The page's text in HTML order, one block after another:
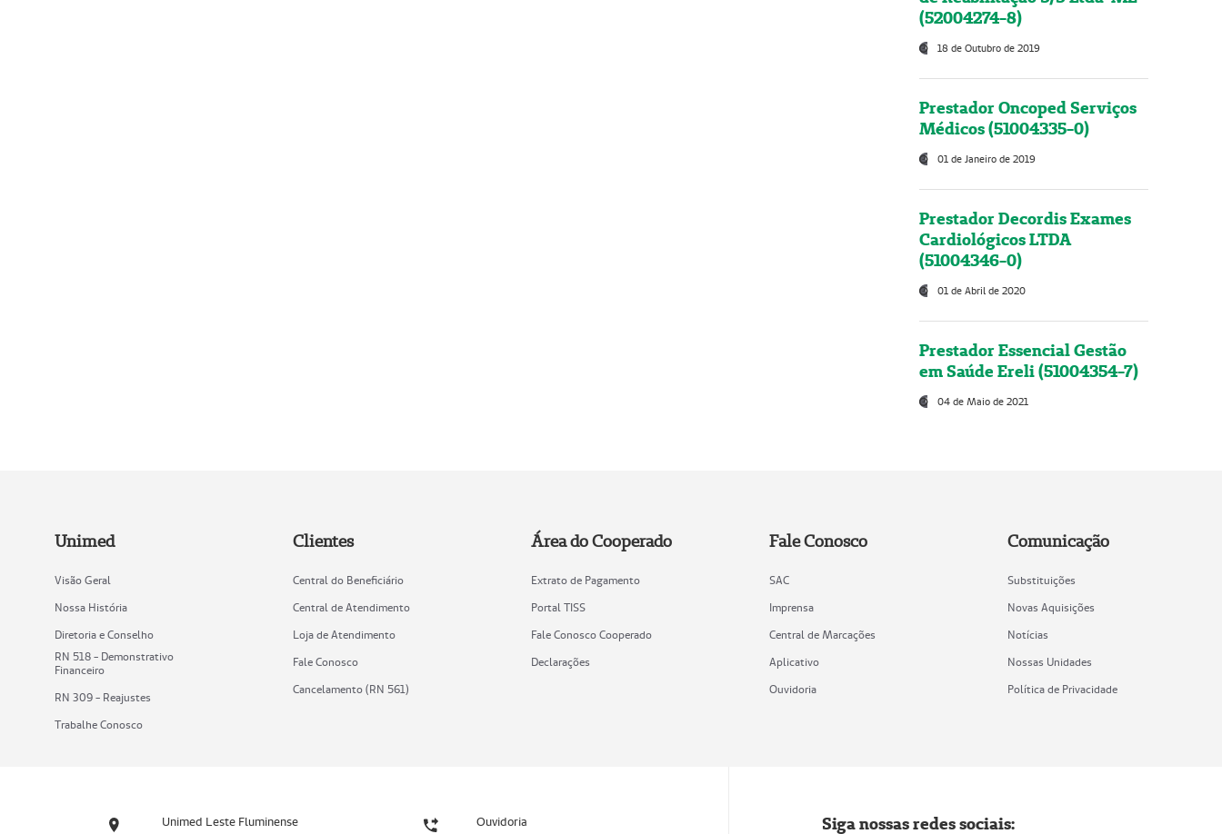
(52004274-8)
18 de Outubro de 2019
Prestador Oncoped Serviços
Médicos (51004335-0)
01 de Janeiro de 2019
Prestador Decordis Exames
Cardiológicos LTDA
(51004346-0)
01 de Abril de 2020
Prestador Essencial Gestão
em Saúde Ereli (51004354-7)
04 de Maio de 2021
Unimed
Visão Geral
Nossa História
Diretoria e Conselho
RN 518 - Demonstrativo
Financeiro
RN 309 - Reajustes
Trabalhe Conosco
Clientes
Central do Beneficiário
Central de Atendimento
Loja de Atendimento
Fale Conosco
Cancelamento (RN 561)
Área do Cooperado
Extrato de Pagamento
Portal TISS
Fale Conosco Cooperado
Declarações
Fale Conosco
SAC
Imprensa
Central de Marcações
Aplicativo
Ouvidoria
Comunicação
Substituições
Novas Aquisições
Notícias
Nossas Unidades
Política de Privacidade
Unimed Leste Fluminense Ouvidoria Siga nossas redes sociais: